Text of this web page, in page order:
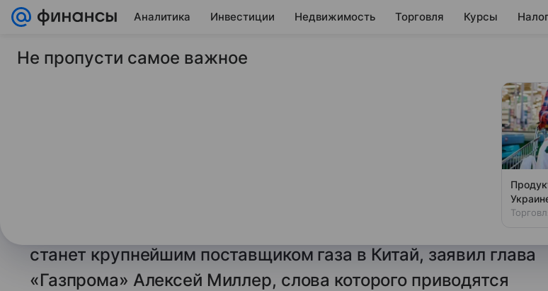
Аналитика Инвестиции Недвижимость Торговля Курсы
28 июня 2024 ТАСС
Глава «Газпрома» заявил, что
МОСКВА, 28 июня. /ТАСС/. Россия с выходом газопровода
станет крупнейшим поставщиком газа в Китай, заявил глава
«Газпрома» Алексей Миллер, слова которого приводятся
Не пропусти самое важное